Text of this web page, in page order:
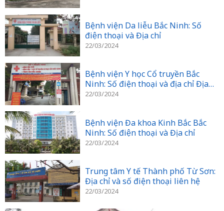
Bệnh viện Da liễu Bắc Ninh: Số
điện thoại và Địa chỉ
22/03/2024
Bệnh viện Y học Cổ truyền Bắc
Ninh: Số điện thoại và địa chỉ Địa
chỉ
22/03/2024
Bệnh viện Đa khoa Kinh Bắc Bắc
Ninh: Số điện thoại và Địa chỉ
22/03/2024
Trung tâm Y tế Thành phố Từ Sơn:
Địa chỉ và số điện thoại liên hệ
22/03/2024